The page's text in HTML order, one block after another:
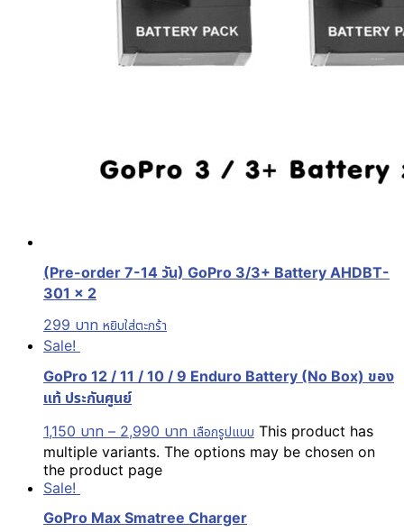
(Pre-order 7-14 วัน) GoPro 3/3+ Battery AHDBT-
301 x 2
299 บาท หยิบใส่ตะกร้า
Sale!
GoPro 12 / 11 / 10 / 9 Enduro Battery (No Box) ของ
แท้ ประกันศูนย์
1,150 บาท – 2,990 บาท เลือกรูปแบบ This product has
multiple variants. The options may be chosen on
the product page
Sale!
GoPro Max Smatree Charger